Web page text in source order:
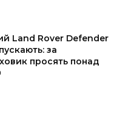
Land Rover Defender
за
просять понад